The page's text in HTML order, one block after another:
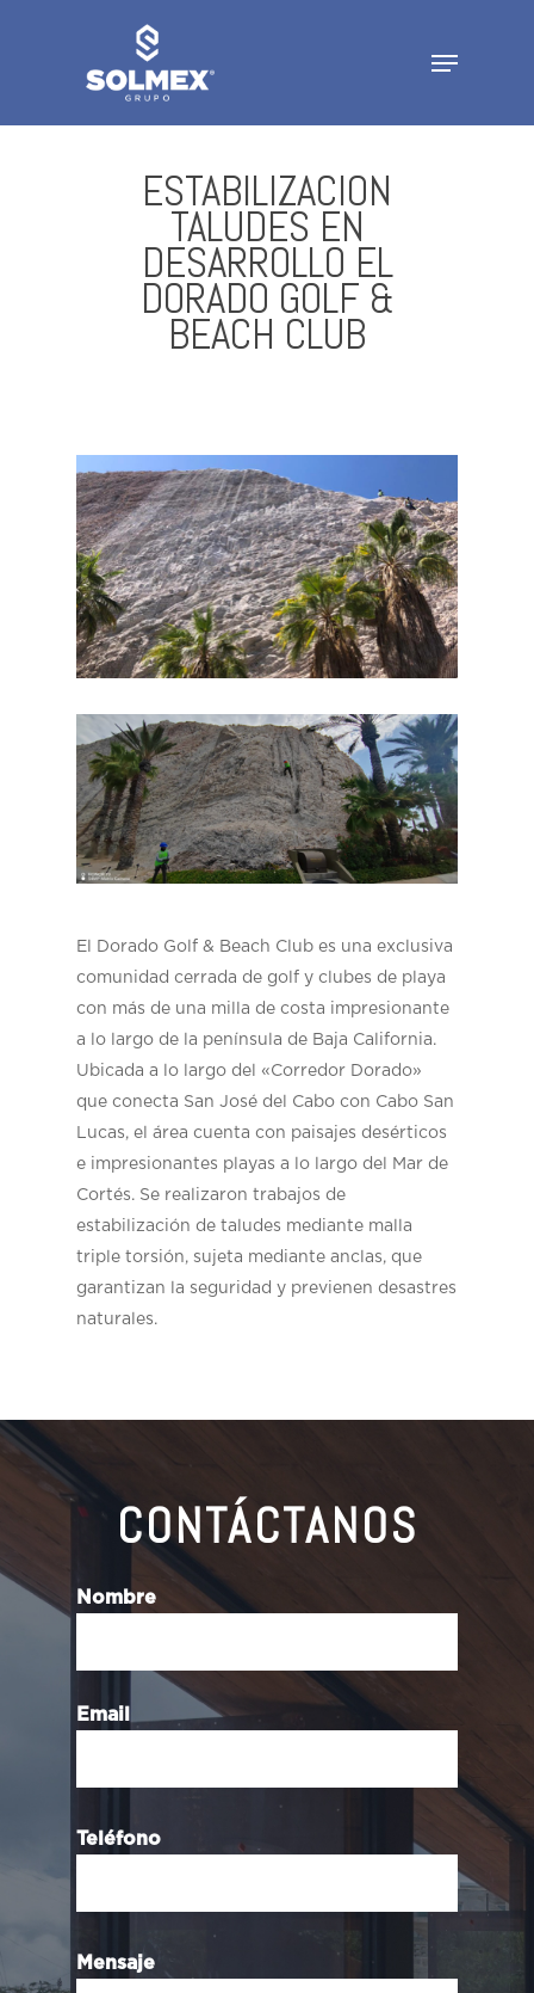
ESTABILIZACION
TALUDES EN
DESARROLLO EL
DORADO GOLF &
BEACH CLUB
El Dorado Golf & Beach Club es una exclusiva
comunidad cerrada de golf y clubes de playa
con más de una milla de costa impresionante
a lo largo de la península de Baja California.
Ubicada a lo largo del «Corredor Dorado»
que conecta San José del Cabo con Cabo San
Lucas, el área cuenta con paisajes desérticos
e impresionantes playas a lo largo del Mar de
Cortés. Se realizaron trabajos de
estabilización de taludes mediante malla
triple torsión, sujeta mediante anclas, que
garantizan la seguridad y previenen desastres
naturales.
CONTÁCTANOS
Nombre
Email
Teléfono
Mensaje